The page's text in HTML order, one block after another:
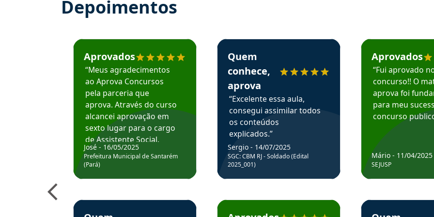
Depoimentos
Estudante José recomenda o Aprova Concursos em depoimento
Aprovados
“Meus agradecimentos
ao Aprova Concursos
pela parceria que
aprova. Através do curso
alcancei aprovação em
sexto lugar para o cargo
de Assistente Social.
Hoje estou atuando na
Prefeitura de Santarém.
José - 16/05/2025
Prefeitura Municipal de Santarém
(Pará)
Estudante Elais recomenda o Aprova Concursos em depoimento
Estudante Sergio recomenda o Aprova Concursos em depoimento
Quem
conhece,
aprova
“Excelente essa aula,
consegui assimilar todos
os conteúdos
explicados.”
Sergio - 14/07/2025
SGC: CBM RJ - Soldado (Edital
2025_001)
Estudante Cicero recomenda o Aprova Concursos em depoimento
Estudante Mário
Aprovados
“Fui aprovado
concurso!! O
aprova foi
para meu
concurso
Mário - 11/04/2025
SEJUSP
Estudante Henrique